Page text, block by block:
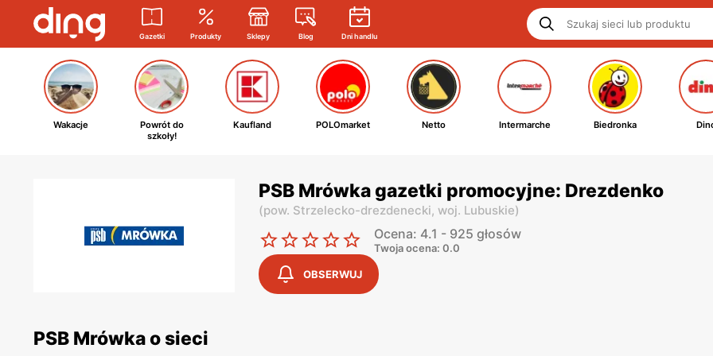
Gazetki Produkty Sklepy Blog Dni handlu
Wakacje
Powrót do
szkoły!
Kaufland POLOmarket Netto Intermarche Biedronka
PSB Mrówka gazetki promocyjne: Drezdenko
(pow. Strzelecko-drezdenecki, woj. Lubuskie)
Ocena: 4.1 - 925 głosów
Twoja ocena: 0.0
OBSERWUJ
PSB Mrówka o sieci